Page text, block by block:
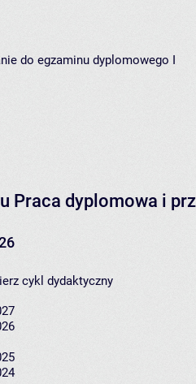
do egzaminu dyplomowego I
Praca dyplomowa i
cykl dydaktyczny